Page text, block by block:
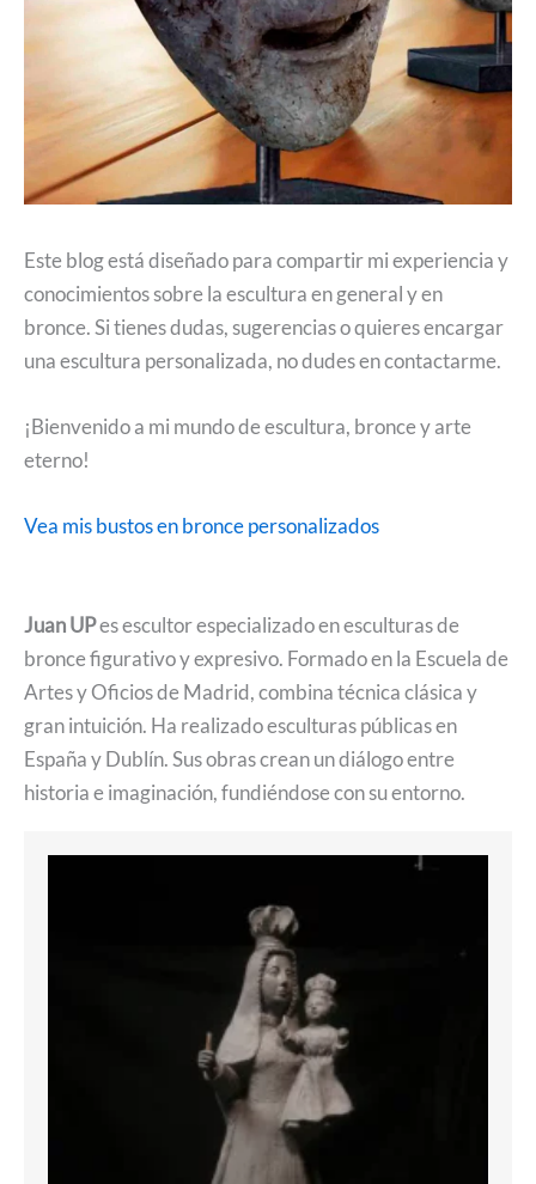
Este blog está diseñado para compartir mi experiencia y
conocimientos sobre la escultura en general y en
bronce. Si tienes dudas, sugerencias o quieres encargar
una escultura personalizada, no dudes en contactarme.
¡Bienvenido a mi mundo de escultura, bronce y arte
eterno!
Vea mis bustos en bronce personalizados
Juan UPes escultor especializado en esculturas de
bronce figurativo y expresivo. Formado en la Escuela de
Artes y Oficios de Madrid, combina técnica clásica y
gran intuición. Ha realizado esculturas públicas en
España y Dublín. Sus obras crean un diálogo entre
historia e imaginación, fundiéndose con su entorno.